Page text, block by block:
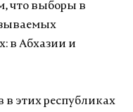
что выборы в
в Абхазии и
в этих республиках